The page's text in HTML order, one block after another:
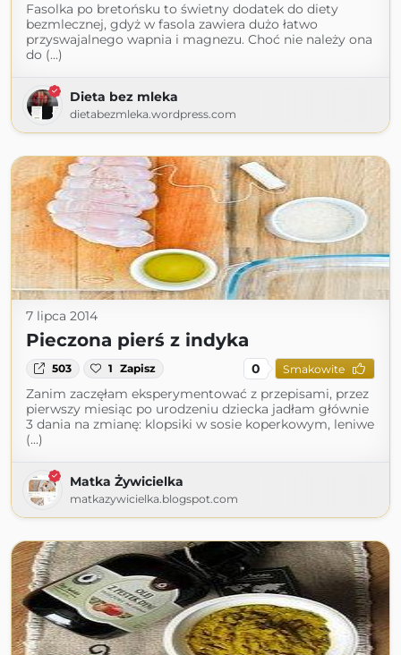
Fasolka po bretońsku to świetny dodatek do diety
bezmlecznej, gdyż w fasola zawiera dużo łatwo
przyswajalnego wapnia i magnezu. Choć nie należy ona
do (...)
Dieta bez mleka
dietabezmleka.wordpress.com
7 lipca 2014
Pieczona pierś z indyka
503 1 Zapisz 0 Smakowite
Zanim zaczęłam eksperymentować z przepisami, przez
pierwszy miesiąc po urodzeniu dziecka jadłam głównie
3 dania na zmianę: klopsiki w sosie koperkowym, leniwe
(...)
Matka Żywicielka
matkazywicielka.blogspot.com